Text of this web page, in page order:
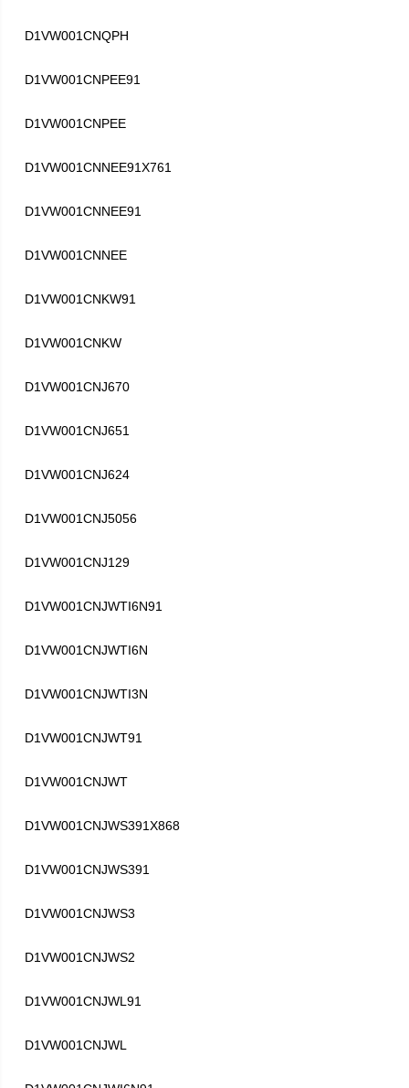
D1VW001CNQPH
D1VW001CNPEE91
D1VW001CNPEE
D1VW001CNNEE91X761
D1VW001CNNEE91
D1VW001CNNEE
D1VW001CNKW91
D1VW001CNKW
D1VW001CNJ670
D1VW001CNJ651
D1VW001CNJ624
D1VW001CNJ5056
D1VW001CNJ129
D1VW001CNJWTI6N91
D1VW001CNJWTI6N
D1VW001CNJWTI3N
D1VW001CNJWT91
D1VW001CNJWT
D1VW001CNJWS391X868
D1VW001CNJWS391
D1VW001CNJWS3
D1VW001CNJWS2
D1VW001CNJWL91
D1VW001CNJWL